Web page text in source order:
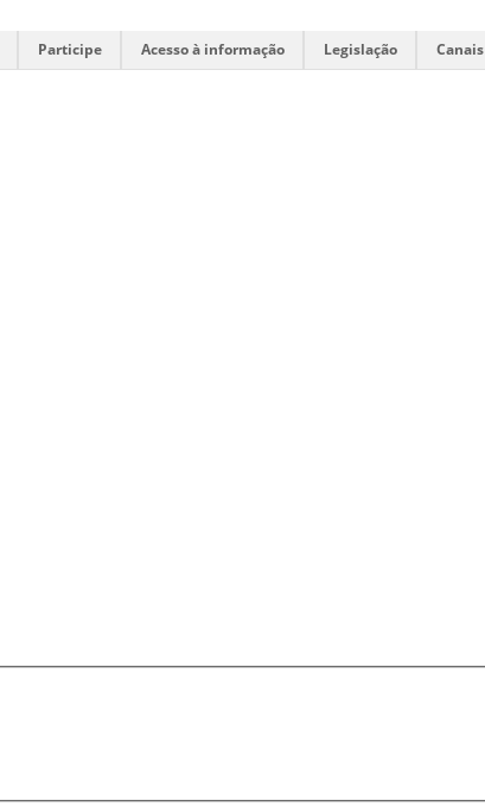
Participe Acesso à informação Legislação Canais